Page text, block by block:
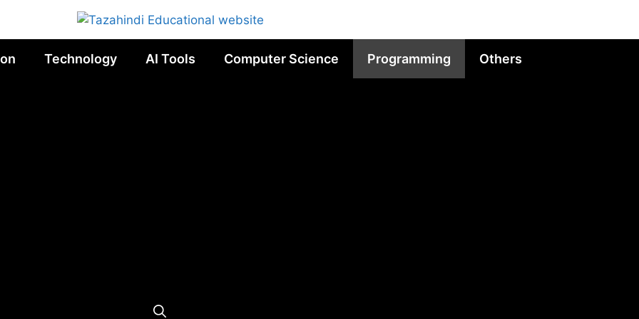
Technology AI Tools Computer Science Programming Others